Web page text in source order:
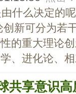
什么决定的
新可分为若
的重大理论
、进化论、
共享意识